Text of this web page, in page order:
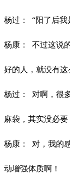
杨过： “阳了后
杨康： 不过这说
好的人，就没有这
杨过： 对啊，很
麻袋，其实没必要
杨康： 对，我的
动增强体质啊！